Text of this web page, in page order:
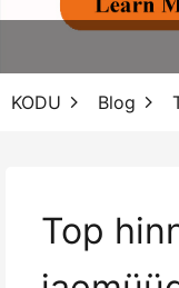
KODU Blog
Top